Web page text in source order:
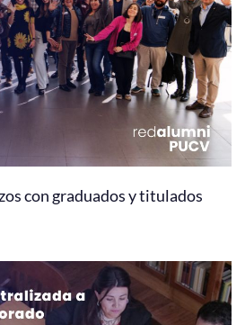
con graduados y titulados